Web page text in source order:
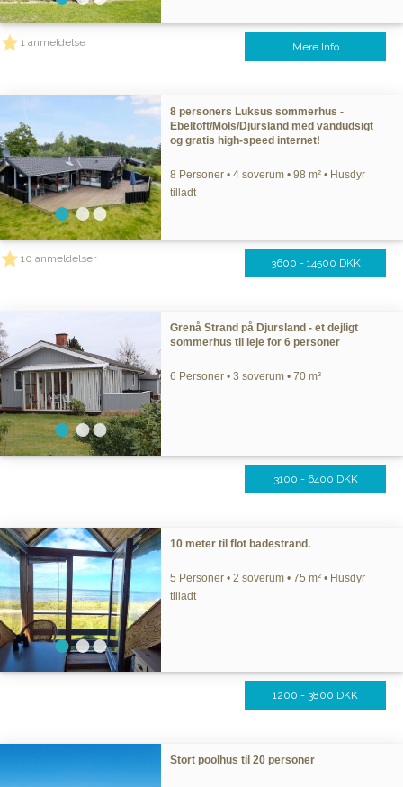
1 anmeldelse Mere Info
8 personers Luksus sommerhus -
Ebeltoft/Mols/Djursland med vandudsigt
og gratis high-speed internet!
8 Personer • 4 soverum • 98 m² • Husdyr
tilladt
10 anmeldelser 3600 - 14500 DKK
Grenå Strand på Djursland - et dejligt
sommerhus til leje for 6 personer
6 Personer • 3 soverum • 70 m²
3100 - 6400 DKK
10 meter til flot badestrand.
5 Personer • 2 soverum • 75 m² • Husdyr
tilladt
1200 - 3800 DKK
Stort poolhus til 20 personer